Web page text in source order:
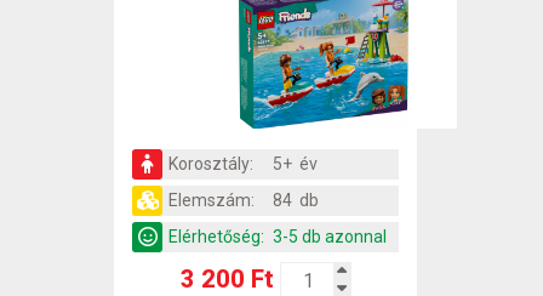
Korosztály:
5+ év
Elemszám:
84 db
Elérhetőség: 3-5 db azonnal
3 200 Ft